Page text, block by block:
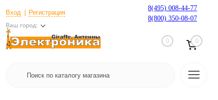
Вход Регистрация
Ваш город:
8(495) 008-44-77
8(800) 350-08-07
0 0